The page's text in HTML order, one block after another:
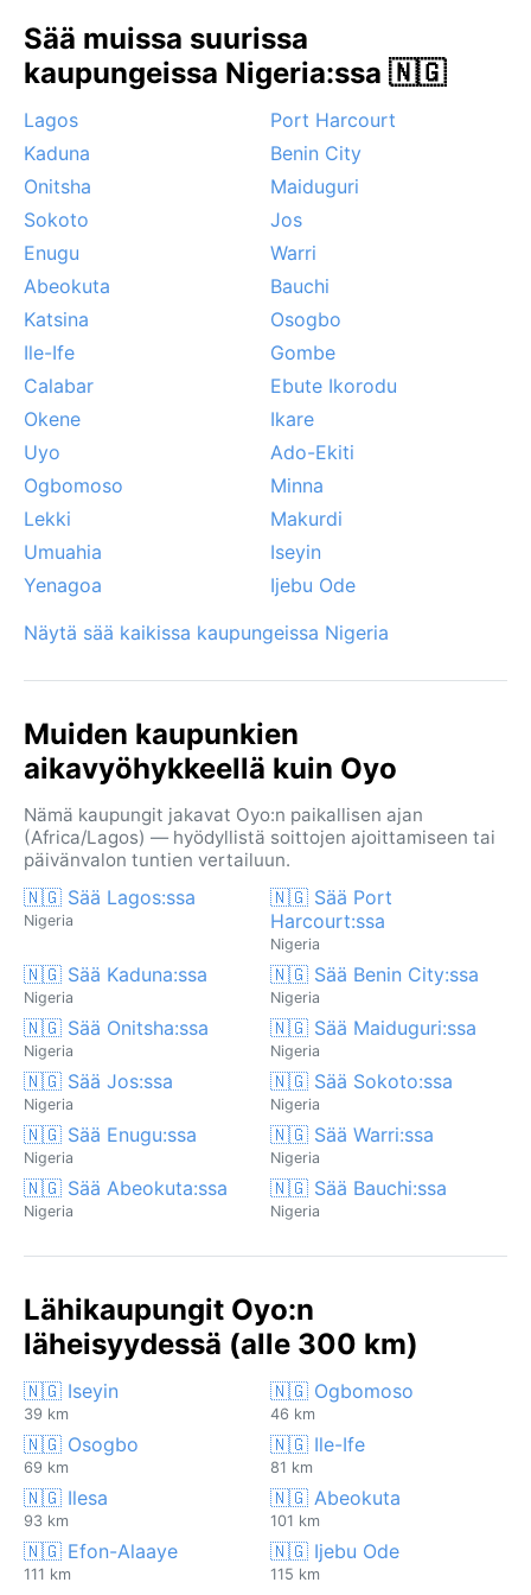
on usein utuinen, mutta päivät ovat miellyttäviä.
Keski-sadekautena kesä-syyskuussa rankkasateet ja
paikalliset tulvat voivat häiritä liikkumista. Trooppisia
hirmumyrskyjä ei esiinny, mutta ukkosmyrskyt ovat
yleisiä. Harmattan tuo oman visuaalisen ilmiönsä:
sumuinen, kultainen valo, joka peittää horisontin.
Sää muissa suurissa
kaupungeissa Nigeria:ssa 🇳🇬
Lagos
Port Harcourt
Kaduna
Benin City
Onitsha
Maiduguri
Sokoto
Jos
Enugu
Warri
Abeokuta
Bauchi
Katsina
Osogbo
Ile-Ife
Gombe
Calabar
Ebute Ikorodu
Okene
Ikare
Uyo
Ado-Ekiti
Ogbomoso
Minna
Lekki
Makurdi
Umuahia
Iseyin
Yenagoa
Ijebu Ode
Näytä sää kaikissa kaupungeissa Nigeria
Muiden kaupunkien
aikavyöhykkeellä kuin Oyo
Nämä kaupungit jakavat Oyo:n paikallisen ajan
(Africa/Lagos) — hyödyllistä soittojen ajoittamiseen tai
päivänvalon tuntien vertailuun.
🇳🇬 Sää Lagos:ssa
Nigeria
🇳🇬 Sää Port
Harcourt:ssa
Nigeria
🇳🇬 Sää Kaduna:ssa
Nigeria
🇳🇬 Sää Benin City:ssa
Nigeria
🇳🇬 Sää Onitsha:ssa
Nigeria
🇳🇬 Sää Maiduguri:ssa
Nigeria
🇳🇬 Sää Jos:ssa
Nigeria
🇳🇬 Sää Sokoto:ssa
Nigeria
🇳🇬 Sää Enugu:ssa
Nigeria
🇳🇬 Sää Warri:ssa
Nigeria
🇳🇬 Sää Abeokuta:ssa
Nigeria
🇳🇬 Sää Bauchi:ssa
Nigeria
Lähikaupungit Oyo:n
läheisyydessä (alle 300 km)
🇳🇬 Iseyin
39 km
🇳🇬 Ogbomoso
46 km
🇳🇬 Osogbo
69 km
🇳🇬 Ile-Ife
81 km
🇳🇬 Ilesa
93 km
🇳🇬 Abeokuta
101 km
🇳🇬 Efon-Alaaye
111 km
🇳🇬 Ijebu Ode
115 km